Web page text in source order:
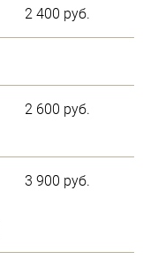
2 400 руб.
2 600 руб.
3 900 руб.